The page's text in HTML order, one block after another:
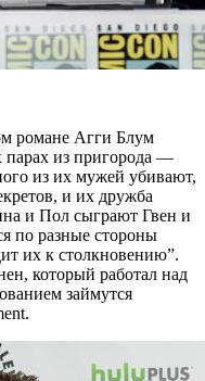
романе Агги Блум
парах из пригорода —
из их мужей убивают,
и их дружба
и Пол сыграют Гвен и
по разные стороны
их к столкновению”.
который работал над
займутся